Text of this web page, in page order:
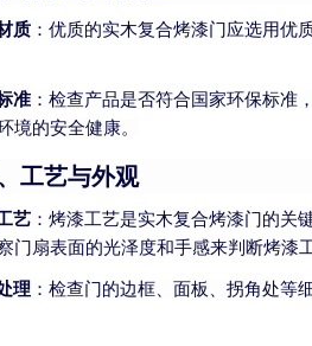
质 ：优质的实木复合烤漆门应选用
准 ：检查产品是否符合国家环保标准
境的安全健康。
工艺与外观
艺 ：烤漆工艺是实木复合烤漆门的
门扇表面的光泽度和手感来判断烤漆
理 ：检查门的边框、面板、拐角处等